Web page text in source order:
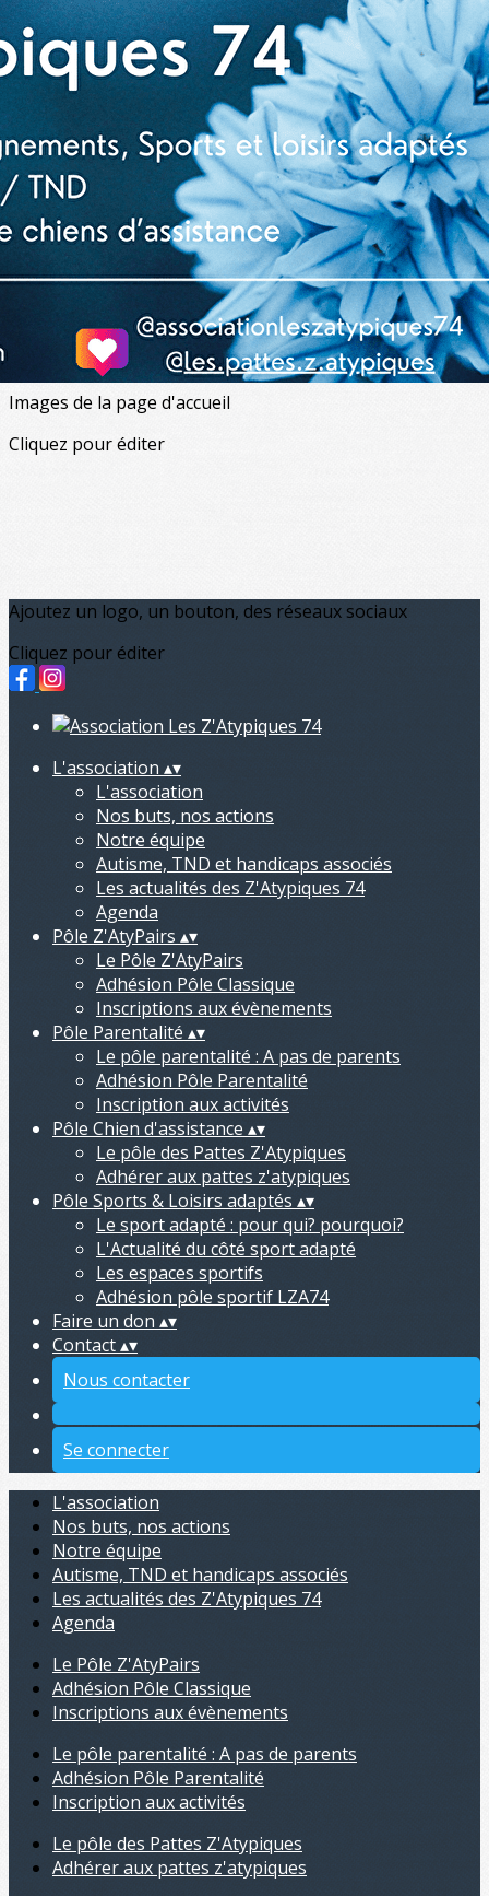
Exporter les lignes sélectionnées
Exporter toutes les colonnes
Exporter uniquement les colonnes affichées
Menu
<
>
L'association
Nos buts, nos actions
Notre équipe
Autisme, TND et handicaps associés
Les actualités des Z'Atypiques 74
Images de la page d'accueil
Cliquez pour éditer
Ajoutez un logo, un bouton, des réseaux sociaux
Cliquez pour éditer
L'association ▴▾
L'association
Nos buts, nos actions
Notre équipe
Autisme, TND et handicaps associés
Les actualités des Z'Atypiques 74
Agenda
Pôle Z'AtyPairs ▴▾
Le Pôle Z'AtyPairs
Adhésion Pôle Classique
Inscriptions aux évènements
Pôle Parentalité ▴▾
Le pôle parentalité : A pas de parents
Adhésion Pôle Parentalité
Inscription aux activités
Pôle Chien d'assistance ▴▾
Le pôle des Pattes Z'Atypiques
Adhérer aux pattes z'atypiques
Pôle Sports & Loisirs adaptés ▴▾
Le sport adapté : pour qui? pourquoi?
L'Actualité du côté sport adapté
Les espaces sportifs
Adhésion pôle sportif LZA74
Faire un don ▴▾
Contact▴▾
Nous contacter
Se connecter
L'association
Nos buts, nos actions
Notre équipe
Autisme, TND et handicaps associés
Les actualités des Z'Atypiques 74
Agenda
Le Pôle Z'AtyPairs
Adhésion Pôle Classique
Inscriptions aux évènements
Le pôle parentalité : A pas de parents
Adhésion Pôle Parentalité
Inscription aux activités
Le pôle des Pattes Z'Atypiques
Adhérer aux pattes z'atypiques